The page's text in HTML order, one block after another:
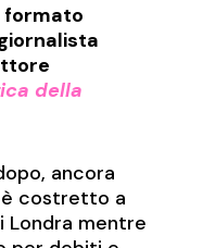
formato
della
ancora
è costretto a
Londra mentre